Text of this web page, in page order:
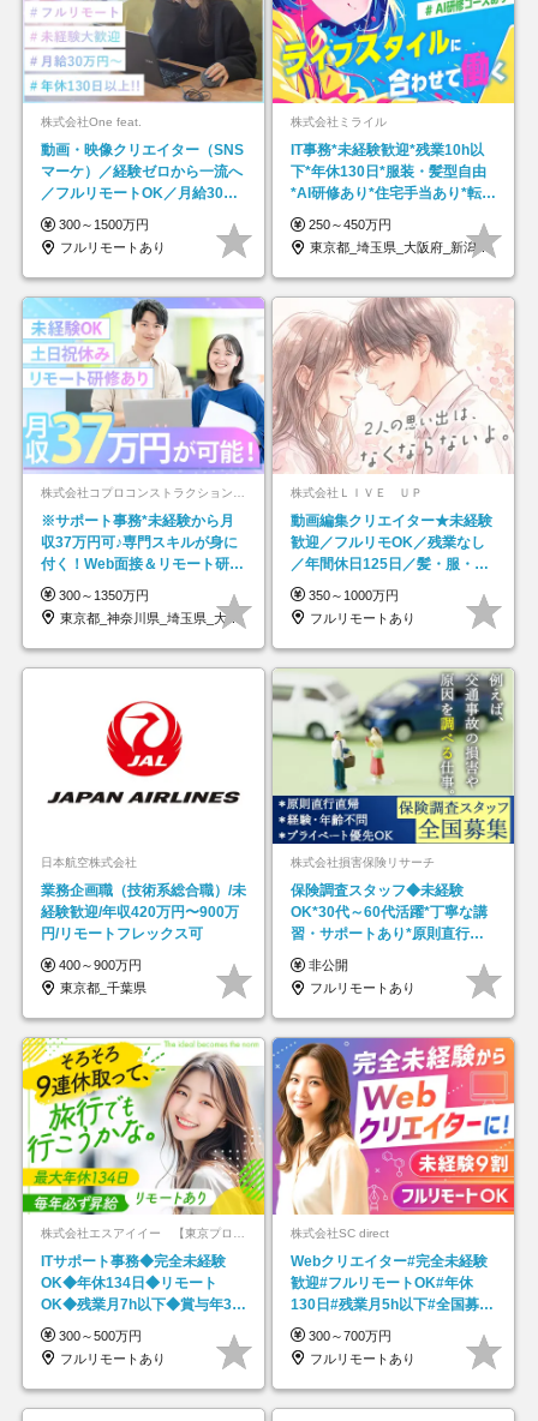
株式会社One feat.
動画・映像クリエイター（SNS
マーケ）／経験ゼロから一流へ
／フルリモートOK／月給30万
円～／年休130日以上
300～1500万円
フルリモートあり
株式会社ミライル
IT事務*未経験歓迎*残業10h以
下*年休130日*服装・髪型自由
*AI研修あり*住宅手当あり*転勤
なし
250～450万円
東京都_埼玉県_大阪府_新潟県_福岡県
※サポート事務*未経験から月
収37万円可♪専門スキルが身に
付く！Web面接＆リモート研修
も充実♪/a
300～1350万円
東京都_神奈川県_埼玉県_大阪府_愛知県…
株式会社ＬＩＶＥ ＵＰ
動画編集クリエイター★未経験
歓迎／フルリモOK／残業なし
／年間休日125日／髪・服・ネ
イル自由／研修充実で安心
350～1000万円
フルリモートあり
日本航空株式会社
業務企画職（技術系総合職）/未
経験歓迎/年収420万円〜900万
円/リモートフレックス可
400～900万円
東京都_千葉県
株式会社損害保険リサーチ
保険調査スタッフ◆未経験
OK*30代～60代活躍*丁寧な講
習・サポートあり*原則直行直
帰／全国募集・業務委託
非公開
フルリモートあり
ITサポート事務◆完全未経験
OK◆年休134日◆リモート
OK◆残業月7h以下◆賞与年3回
◆5年目まで必ず昇給
300～500万円
フルリモートあり
株式会社SC direct
Webクリエイター#完全未経験
歓迎#フルリモートOK#年休
130日#残業月5h以下#全国募集
#最大1年の研修
300～700万円
フルリモートあり